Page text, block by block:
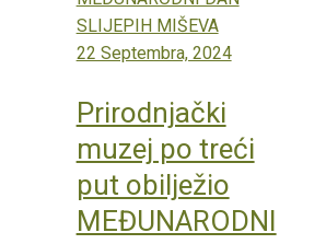
22 Septembra, 2024
Prirodnjački
muzej po treći
put obilježio
MEĐUNARODNI